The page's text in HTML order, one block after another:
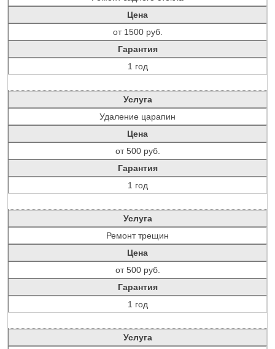
Цена
от 1500 руб.
Гарантия
1 год
Услуга
Удаление царапин
Цена
от 500 руб.
Гарантия
1 год
Услуга
Ремонт трещин
Цена
от 500 руб.
Гарантия
1 год
Услуга